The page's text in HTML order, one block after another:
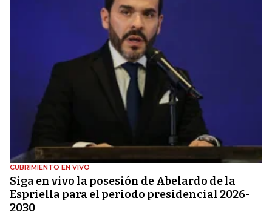
CUBRIMIENTO EN VIVO
Siga en vivo la posesión de Abelardo de la
Espriella para el periodo presidencial 2026-
2030